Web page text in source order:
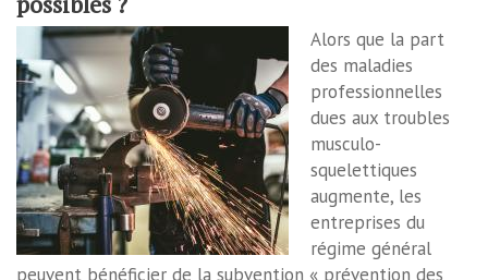
Alors que la part
des maladies
professionnelles
dues aux troubles
musculo-
squelettiques
augmente, les
entreprises du
régime général
peuvent bénéficier de la subvention « prévention des